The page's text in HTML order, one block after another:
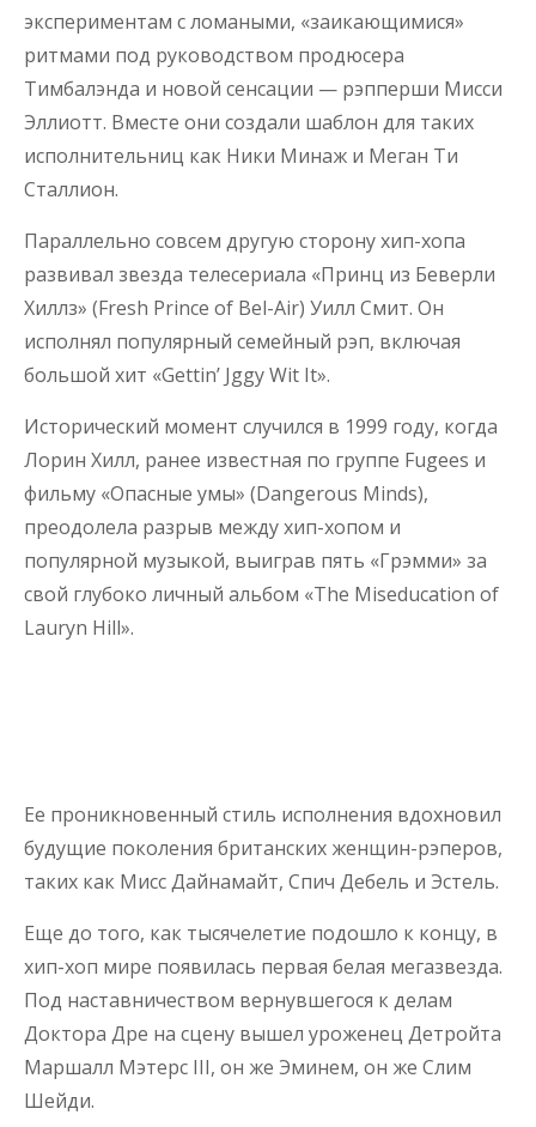
экспериментам с ломаными, «заикающимися»
ритмами под руководством продюсера
Тимбалэнда и новой сенсации — рэпперши Мисси
Эллиотт. Вместе они создали шаблон для таких
исполнительниц как Ники Минаж и Меган Ти
Сталлион.
Параллельно совсем другую сторону хип-хопа
развивал звезда телесериала «Принц из Беверли
Хиллз» (Fresh Prince of Bel-Air) Уилл Смит. Он
исполнял популярный семейный рэп, включая
большой хит «Gettin’ Jggy Wit It».
Исторический момент случился в 1999 году, когда
Лорин Хилл, ранее известная по группе Fugees и
фильму «Опасные умы» (Dangerous Minds),
преодолела разрыв между хип-хопом и
популярной музыкой, выиграв пять «Грэмми» за
свой глубоко личный альбом «The Miseducation of
Lauryn Hill».
Ее проникновенный стиль исполнения вдохновил
будущие поколения британских женщин-рэперов,
таких как Мисс Дайнамайт, Спич Дебель и Эстель.
Еще до того, как тысячелетие подошло к концу, в
хип-хоп мире появилась первая белая мегазвезда.
Под наставничеством вернувшегося к делам
Доктора Дре на сцену вышел уроженец Детройта
Маршалл Мэтерс III, он же Эминем, он же Слим
Шейди.